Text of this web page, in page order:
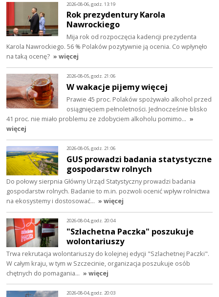
2026-08-06, godz. 13:19
Rok prezydentury Karola
Nawrockiego
Mija rok od rozpoczęcia kadencji prezydenta
Karola Nawrockiego. 56 % Polaków pozytywnie ją ocenia. Co wpłynęło
na taką ocenę? » więcej
2026-08-05, godz. 21:06
W wakacje pijemy więcej
Prawie 45 proc. Polaków spożywało alkohol przed
osiągnięciem pełnoletności. Jednocześnie blisko
41 proc. nie miało problemu ze zdobyciem alkoholu pomimo… »
więcej
2026-08-05, godz. 21:06
GUS prowadzi badania statystyczne
gospodarstw rolnych
Do połowy sierpnia Główny Urząd Statystyczny prowadzi badania
gospodarstw rolnych. Badanie to m.in. pozwoli ocenić wpływ rolnictwa
na ekosystemy i dostosować… » więcej
2026-08-04, godz. 20:04
"Szlachetna Paczka" poszukuje
wolontariuszy
Trwa rekrutacja wolontariuszy do kolejnej edycji "Szlachetnej Paczki".
W całym kraju, w tym w Szczecinie, organizacja poszukuje osób
chętnych do pomagania… » więcej
2026-08-04, godz. 20:03